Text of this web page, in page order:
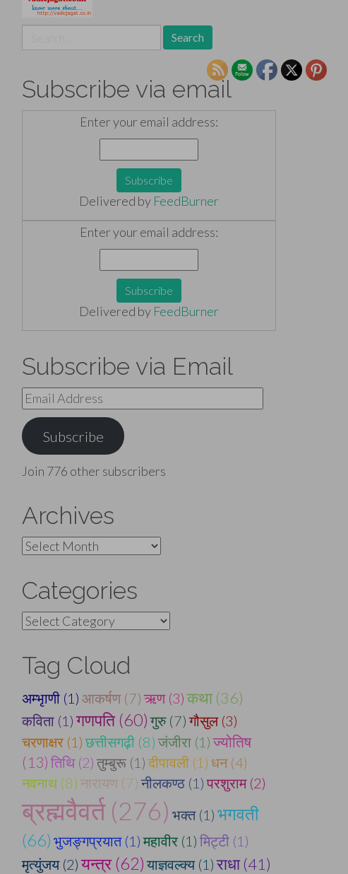
for:
Subscribe via email
Enter your email address:
Delivered by FeedBurner
Enter your email address:
Delivered by FeedBurner
Subscribe via Email
Email
Address
Subscribe
Join 776 other subscribers
Archives
Archives
Categories
Categories
Tag Cloud
अम्भृाणी (1) आकर्षण (7) ऋण (3) कथा (36)
कविता (1) गणपति (60) गुरु (7) गौसुल (3)
चरणाक्षर (1) छत्तीसगढ़ी (8) जंजीरा (1) ज्योतिष
(13) तिथि (2) तुम्बुरू (1) दीपावली (1) धन (4)
नवनाथ (8) नारायण (7) नीलकण्ठ (1) परशुराम (2)
ब्रह्मवैवर्त (276) भक्त (1) भगवती
(66) भुजङ्गप्रयात (1) महावीर (1) मिट्टी (1)
मृत्युंजय (2) यन्त्र (62) याज्ञवल्क्य (1) राधा (41)